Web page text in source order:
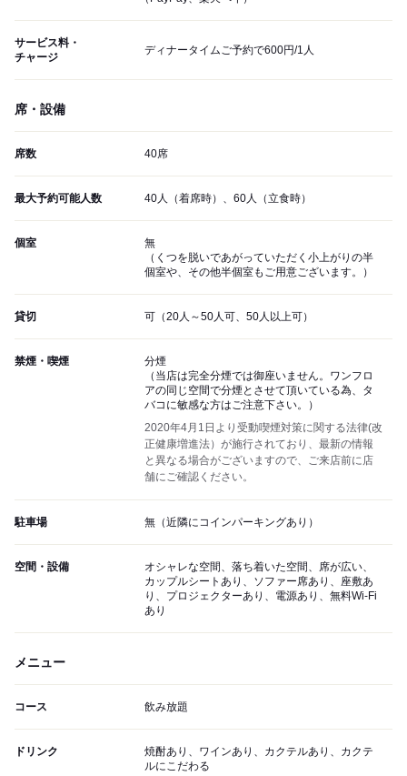
サービス料・
チャージ
ディナータイムご予約で600円/1人
席・設備
席数 40席
最大予約可能人数 40人（着席時）、60人（立食時）
個室
無
（くつを脱いであがっていただく小上がりの半
個室や、その他半個室もご用意ございます。）
貸切 可（20人～50人可、50人以上可）
禁煙・喫煙
分煙
（当店は完全分煙では御座いません。ワンフロ
アの同じ空間で分煙とさせて頂いている為、タ
バコに敏感な方はご注意下さい。）
2020年4月1日より受動喫煙対策に関する法律(改
正健康増進法）が施行されており、最新の情報
と異なる場合がございますので、ご来店前に店
舗にご確認ください。
駐車場 無（近隣にコインパーキングあり）
空間・設備
オシャレな空間、落ち着いた空間、席が広い、
カップルシートあり、ソファー席あり、座敷あ
り、プロジェクターあり、電源あり、無料Wi-Fi
あり
メニュー
コース 飲み放題
ドリンク
焼酎あり、ワインあり、カクテルあり、カクテ
ルにこだわる